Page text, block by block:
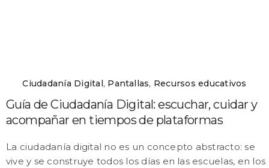
Ciudadanía Digital, Pantallas, Recursos educativos
Guía de Ciudadanía Digital: escuchar, cuidar y
acompañar en tiempos de plataformas
La ciudadanía digital no es un concepto abstracto: se
vive y se construye todos los días en las escuelas, en los